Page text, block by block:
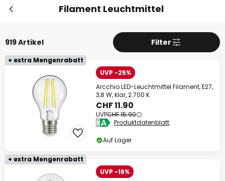
Filament Leuchtmittel
919 Artikel Filter
+ extra Mengenrabatt
UVP -25%
Arcchio LED-Leuchtmittel Filament, E27,
3,8 W, klar, 2.700 K
CHF 11.90
UVPCHF 15.90
Produktdatenblatt
Auf Lager
+ extra Mengenrabatt
UVP -16%